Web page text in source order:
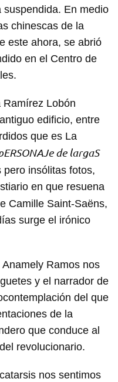
En medio
chinescas de la
este ahora, se abrió
en el Centro de
Lobón
edificio, entre
que es La
de largaS
insólitas fotos,
en que resuena
Camille Saint-Saëns,
surge el irónico
Ramos nos
y el narrador de
del que
de la
que conduce al
revolucionario.
nos sentimos